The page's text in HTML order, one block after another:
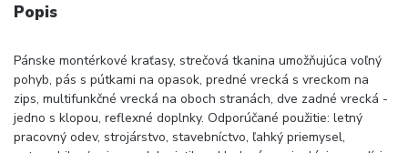
Popis
Pánske montérkové kraťasy, strečová tkanina umožňujúca voľný
pohyb, pás s pútkami na opasok, predné vrecká s vreckom na
zips, multifunkčné vrecká na oboch stranách, dve zadné vrecká -
jedno s klopou, reflexné doplnky. Odporúčané použitie: letný
pracovný odev, strojárstvo, stavebníctvo, ľahký priemysel,